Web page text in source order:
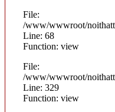
File:
/www/wwwroot/
Line: 68
Function: view
File:
/www/wwwroot/
Line: 329
Function: view